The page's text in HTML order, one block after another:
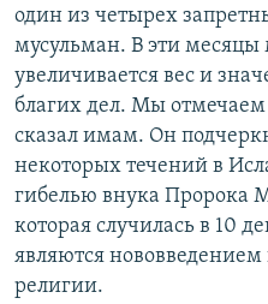
один из четырех
мусульман. В эти месяцы
увеличивается вес и
благих дел. Мы отмечаем
сказал имам. Он
некоторых течений в
гибелью внука Пророка
которая случилась в 10
являются
религии.